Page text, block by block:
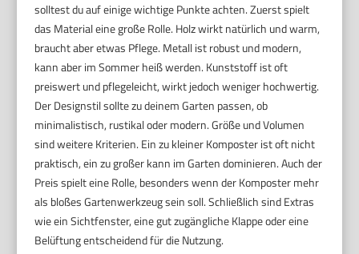
solltest du auf einige wichtige Punkte achten. Zuerst spielt
das Material eine große Rolle. Holz wirkt natürlich und warm,
braucht aber etwas Pflege. Metall ist robust und modern,
kann aber im Sommer heiß werden. Kunststoff ist oft
preiswert und pflegeleicht, wirkt jedoch weniger hochwertig.
Der Designstil sollte zu deinem Garten passen, ob
minimalistisch, rustikal oder modern. Größe und Volumen
sind weitere Kriterien. Ein zu kleiner Komposter ist oft nicht
praktisch, ein zu großer kann im Garten dominieren. Auch der
Preis spielt eine Rolle, besonders wenn der Komposter mehr
als bloßes Gartenwerkzeug sein soll. Schließlich sind Extras
wie ein Sichtfenster, eine gut zugängliche Klappe oder eine
Belüftung entscheidend für die Nutzung.